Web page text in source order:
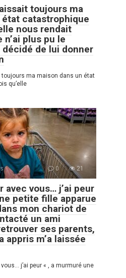
toujours ma
catastrophique
nous rendait
n’ai plus pu le
décidé de lui donner
toujours ma maison dans un état
qu’elle
0 21
avec vous… j’ai peur
petite fille apparue
mon chariot de
un ami
ses parents,
appris m’a laissée
j’ai peur « , a murmuré une